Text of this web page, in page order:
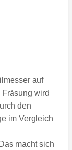
auf
wird
den
im Vergleich
macht sich